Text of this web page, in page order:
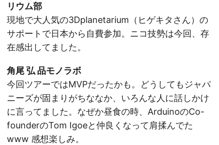
リウム部
現地で大人気の3Dplanetarium（ヒゲキタさん）の
サポートで日本から自費参加。ニコ技勢は今回、存
在感出してました。
角尾 弘 品モノラボ
今回ツアーではMVPだったかも。どうしてもジャパ
ニーズが固まりがちななか、いろんな人に話しかけ
に言ってました。なぜか昼食の時、ArduinoのCo-
founderのTom Igoeと仲良くなって肩揉んでた
www 感想楽しみ。